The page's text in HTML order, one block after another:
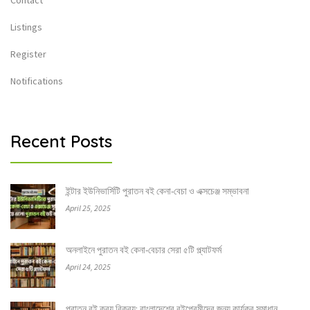
Listings
Register
Notifications
Recent Posts
ইন্টার ইউনিভার্সিটি পুরাতন বই কেনা-বেচা ও এক্সচেঞ্জ সম্ভাবনা
April 25, 2025
অনলাইনে পুরাতন বই কেনা-বেচার সেরা ৫টি প্ল্যাটফর্ম
April 24, 2025